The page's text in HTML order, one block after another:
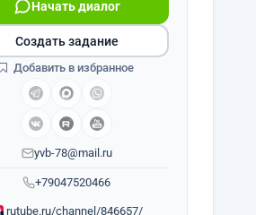
+79047520466
Начать диалог
yvb-78@mail.ru
rutube.ru/channel/846657/
Создать задание
Добавить в избранное